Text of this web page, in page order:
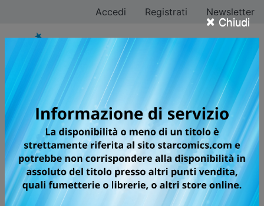
× Chiudi
Accedi Registrati Newsletter
Sfoglia on line i
fumetti DOCTOR
MIRAGE
Torna al catalogo Sfoglia online